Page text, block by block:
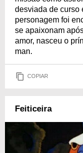
desviada de curso
personagem foi
se apaixonam
amor, nasceu o
man.
COPIAR
Feiticeira